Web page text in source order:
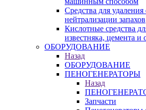
Средства для
нейтрализации запахов
Кислотные средства
известняка, цемента и
ОБОРУДОВАНИЕ
Назад
ОБОРУДОВАНИЕ
ПЕНОГЕНЕРАТОРЫ
Назад
Запчасти